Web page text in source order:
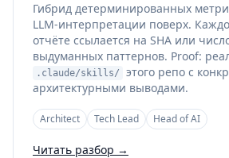
Гибрид детерминированных
LLM-интерпретации поверх.
отчёте ссылается на SHA или
выдуманных паттернов. Proof:
.claude/skills/
этого репо с
архитектурными выводами.
Architect Tech Lead Head of AI
Читать разбор →